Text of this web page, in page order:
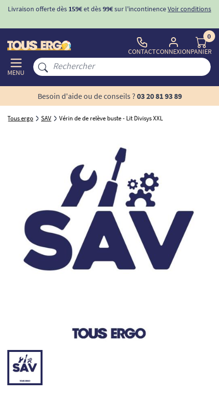
Livraison offerte dès 159€et dès99€sur l'incontinenceVoir conditions
MENU
CONTACTCONNEXION
0
PANIER
Besoin d'aide ou de conseils ? 03 20 81 93 89
Tous ergo SAV Vérin de de relève buste - Lit Divisys XXL